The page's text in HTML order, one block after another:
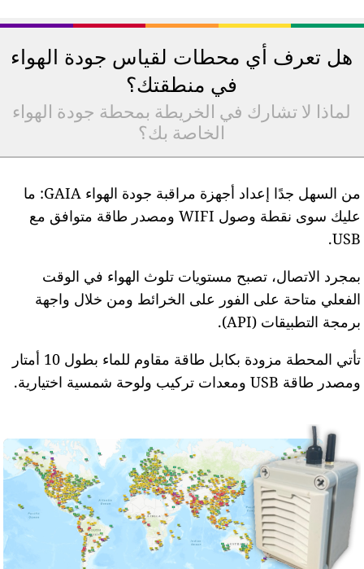
هل تعرف أي محطات لقياس جودة الهواء
في منطقتك؟
لماذا لا تشارك في الخريطة بمحطة جودة الهواء
الخاصة بك؟
من السهل جدًا إعداد أجهزة مراقبة جودة الهواء GAIA: ما
عليك سوى نقطة وصول WIFI ومصدر طاقة متوافق مع
USB.
بمجرد الاتصال، تصبح مستويات تلوث الهواء في الوقت
الفعلي متاحة على الفور على الخرائط ومن خلال واجهة
برمجة التطبيقات (API).
تأتي المحطة مزودة بكابل طاقة مقاوم للماء بطول 10 أمتار
ومصدر طاقة USB ومعدات تركيب ولوحة شمسية اختيارية.